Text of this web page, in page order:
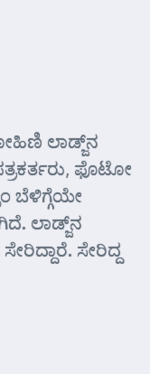
ಲಾಡ್ಜ್‌ನ
ಫೊಟೋ
ಬೆಳಿಗ್ಗೆಯೇ
ಲಾಡ್ಜ್‌ನ
ಸೇರಿದ್ದ